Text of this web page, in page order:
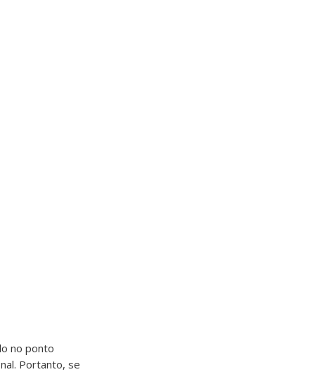
no ponto
Portanto, se